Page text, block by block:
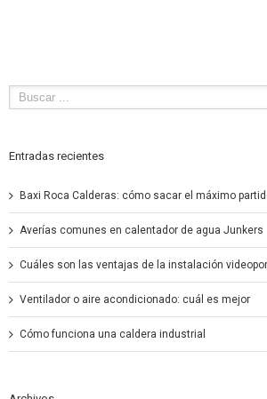
Entradas recientes
Baxi Roca Calderas: cómo sacar el máximo
Averías comunes en calentador de agua Junkers
Cuáles son las ventajas de la instalación
Ventilador o aire acondicionado: cuál es mejor
Cómo funciona una caldera industrial